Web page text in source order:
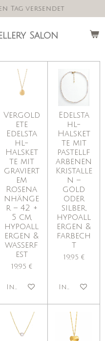
Salon
Tag versendet
Vergold
ete
Edelsta
hl-
Halsket
te mit
graviert
em
Rosena
nhänge
r – 42 +
5 cm,
hypoall
ergen &
wasserf
est
19,95 €
In den Warenkorb
Edelsta
hl-
Halsket
te mit
pastellf
arbenen
Kristalle
n –
gold
oder
silber,
hypoall
ergen &
farbech
t
19,95 €
In den